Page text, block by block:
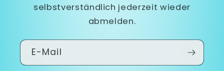
selbstverständlich jederzeit wieder
abmelden.
E-Mail